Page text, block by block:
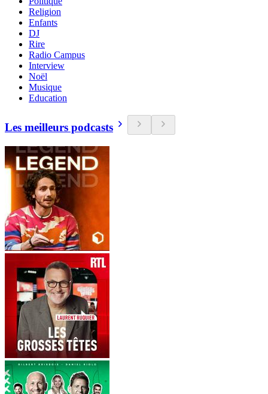
Religion
Enfants
DJ
Rire
Radio Campus
Interview
Noël
Musique
Education
Les meilleurs podcasts